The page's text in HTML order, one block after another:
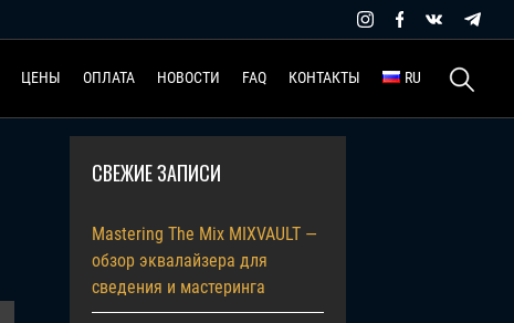
ЦЕНЫ ОПЛАТА НОВОСТИ FAQ КОНТАКТЫ RU Найти:
СВЕЖИЕ ЗАПИСИ
Mastering The Mix MIXVAULT —
обзор эквалайзера для
сведения и мастеринга